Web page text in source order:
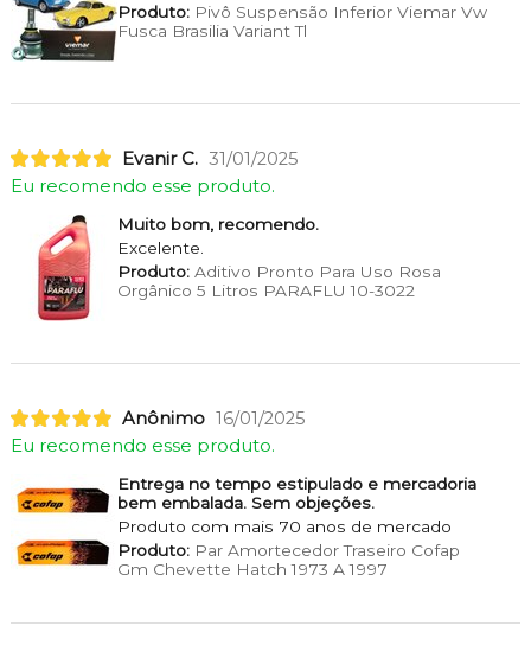
Produto:Pivô Suspensão Inferior Viemar Vw
Fusca Brasilia Variant Tl
Evanir C. 31/01/2025
Eu recomendo esse produto.
Muito bom, recomendo.
Excelente.
Produto:Aditivo Pronto Para Uso Rosa
Orgânico 5 Litros PARAFLU 10-3022
Anônimo 16/01/2025
Eu recomendo esse produto.
Entrega no tempo estipulado e mercadoria
bem embalada. Sem objeções.
Produto com mais 70 anos de mercado
Produto:Par Amortecedor Traseiro Cofap
Gm Chevette Hatch 1973 A 1997